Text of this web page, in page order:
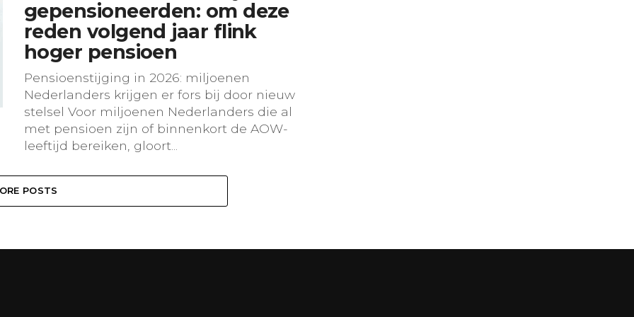
gepensioneerden: om deze
reden volgend jaar flink
hoger pensioen
Pensioenstijging in 2026: miljoenen
Nederlanders krijgen er fors bij door nieuw
stelsel Voor miljoenen Nederlanders die al
met pensioen zijn of binnenkort de AOW-
leeftijd bereiken, gloort...
POSTS